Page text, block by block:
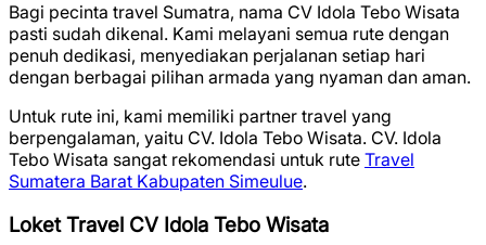
Bagi pecinta travel Sumatra, nama CV Idola Tebo Wisata
pasti sudah dikenal. Kami melayani semua rute dengan
penuh dedikasi, menyediakan perjalanan setiap hari
dengan berbagai pilihan armada yang nyaman dan aman.
Untuk rute ini, kami memiliki partner travel yang
berpengalaman, yaitu CV. Idola Tebo Wisata. CV. Idola
Tebo Wisata sangat rekomendasi untuk rute Travel
Sumatera Barat Kabupaten Simeulue.
Loket Travel CV Idola Tebo Wisata